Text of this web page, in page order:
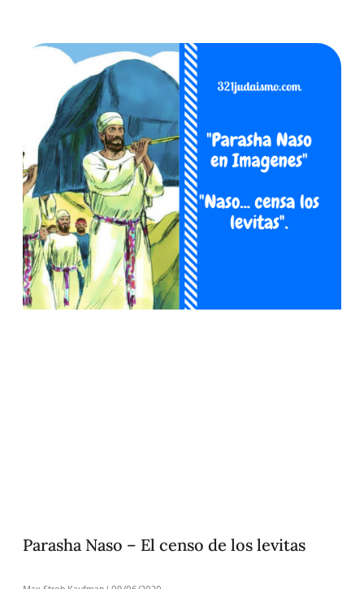
Parasha Naso – El censo de los levitas